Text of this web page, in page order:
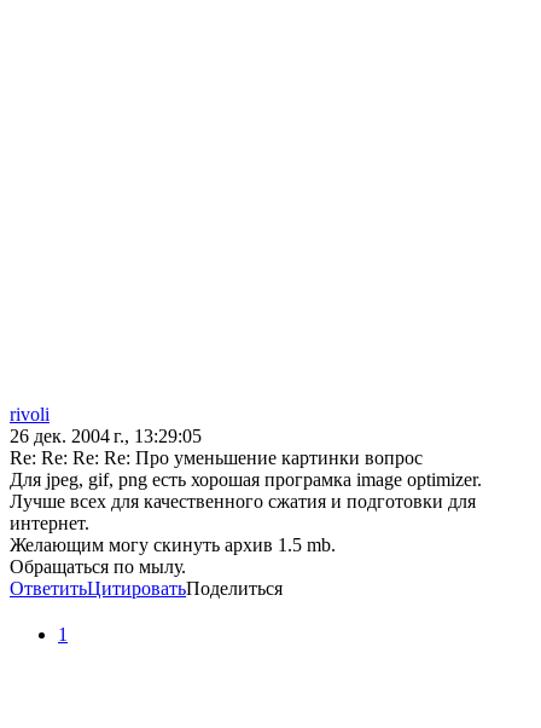
rivoli
26 дек. 2004 г., 13:29:05
Re: Re: Re: Re: Про уменьшение картинки вопрос
Для jpeg, gif, png есть хорошая програмка image optimizer.
Лучше всех для качественного сжатия и подготовки для
интернет.
Желающим могу скинуть архив 1.5 mb.
Обращаться по мылу.
ОтветитьЦитироватьПоделиться
1